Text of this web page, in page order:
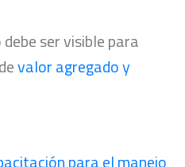
ser visible para
valor agregado y
para el manejo